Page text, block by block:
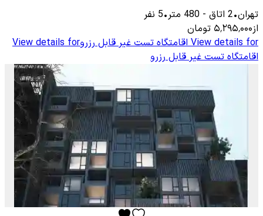
تهران•
2 اتاق -
480 متر•
5 نفر
از۵٬۲۹۵٬۰۰۰ تومان
View details for اقامتگاه تست غیر قابل رزروView details for
اقامتگاه تست غیر قابل رزرو